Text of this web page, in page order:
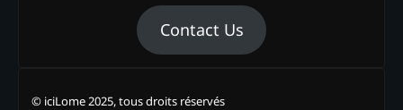
Contact Us
© iciLome 2025, tous droits réservés